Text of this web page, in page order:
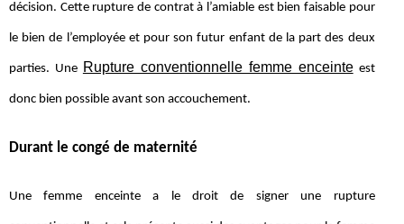
décision. Cette rupture de contrat à l’amiable est bien faisable pour
le bien de l’employée et pour son futur enfant de la part des deux
parties. Une Rupture conventionnelle femme enceinteest
donc bien possible avant son accouchement.
Durant le congé de maternité
Une femme enceinte a le droit de signer une rupture